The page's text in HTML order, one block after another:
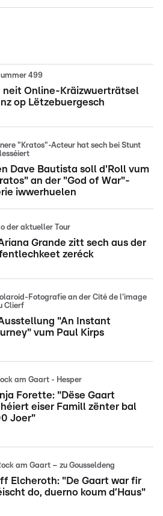
499
neit Online-Kräizwuerträtsel
op Lëtzebuergesch
"Kratos"-Acteur hat sech bei Stunt
Dave Bautista soll d'Roll vum
an der "God of War"-
iwwerhuelen
der aktueller Tour
Grande zitt sech aus der
zeréck
Fotografie an der Cité de l'image
Clierf
"An Instant
vum Paul Kirps
am Gaart - Hesper
Forette: "Dëse Gaart
eiser Famill zënter bal
Joer"
am Gaart – zu Gousseldeng
Elcheroth: "De Gaart war fir
do, duerno koum d’Haus"